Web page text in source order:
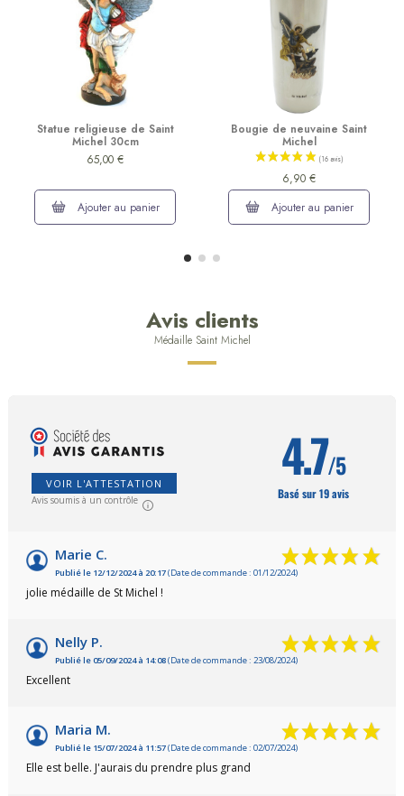
Statue religieuse de Saint
Michel 30cm
65,00 €
Ajouter au panier
Bougie de neuvaine Saint
Michel
6,90 €
Ajouter au panier
Avis clients
Médaille Saint Michel
VOIR L'ATTESTATION
Avis soumis à un contrôle
4.7/5
Basé sur 19 avis
Marie C.
Publié le 12/12/2024 à 20:17(Date de commande : 01/12/2024)
jolie médaille de St Michel !
Nelly P.
Publié le 05/09/2024 à 14:08(Date de commande : 23/08/2024)
Excellent
Maria M.
Publié le 15/07/2024 à 11:57(Date de commande : 02/07/2024)
Elle est belle. J'aurais du prendre plus grand